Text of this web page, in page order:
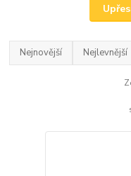
Nejnovější Nejlevnější